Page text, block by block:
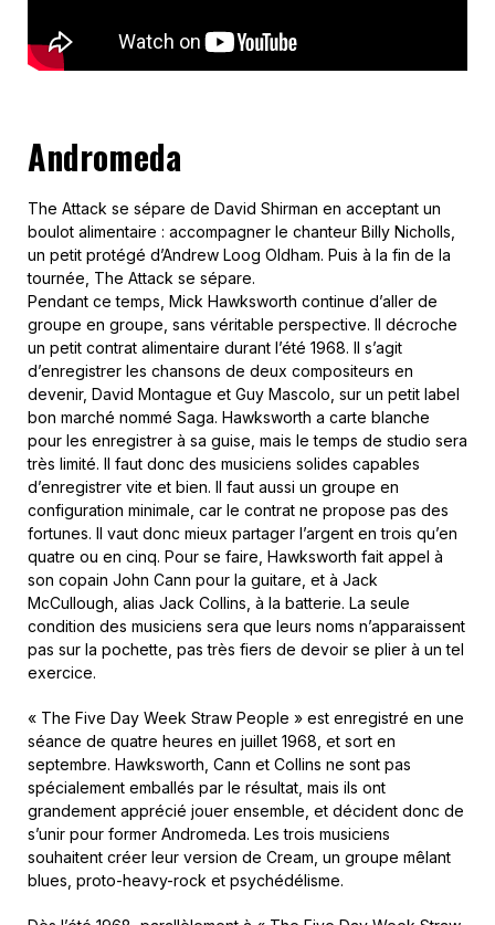
Andromeda
The Attack se sépare de David Shirman en acceptant un
boulot alimentaire : accompagner le chanteur Billy Nicholls,
un petit protégé d’Andrew Loog Oldham. Puis à la fin de la
tournée, The Attack se sépare.
Pendant ce temps, Mick Hawksworth continue d’aller de
groupe en groupe, sans véritable perspective. Il décroche
un petit contrat alimentaire durant l’été 1968. Il s’agit
d’enregistrer les chansons de deux compositeurs en
devenir, David Montague et Guy Mascolo, sur un petit label
bon marché nommé Saga. Hawksworth a carte blanche
pour les enregistrer à sa guise, mais le temps de studio sera
très limité. Il faut donc des musiciens solides capables
d’enregistrer vite et bien. Il faut aussi un groupe en
configuration minimale, car le contrat ne propose pas des
fortunes. Il vaut donc mieux partager l’argent en trois qu’en
quatre ou en cinq. Pour se faire, Hawksworth fait appel à
son copain John Cann pour la guitare, et à Jack
McCullough, alias Jack Collins, à la batterie. La seule
condition des musiciens sera que leurs noms n’apparaissent
pas sur la pochette, pas très fiers de devoir se plier à un tel
exercice.
« The Five Day Week Straw People » est enregistré en une
séance de quatre heures en juillet 1968, et sort en
septembre. Hawksworth, Cann et Collins ne sont pas
spécialement emballés par le résultat, mais ils ont
grandement apprécié jouer ensemble, et décident donc de
s’unir pour former Andromeda. Les trois musiciens
souhaitent créer leur version de Cream, un groupe mêlant
blues, proto-heavy-rock et psychédélisme.